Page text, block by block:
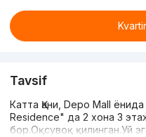
Tavsif
Катта Қани, Depo Mall
Residence" да 2 хона 3
бор.Оқсувоқ қилинган.Уй